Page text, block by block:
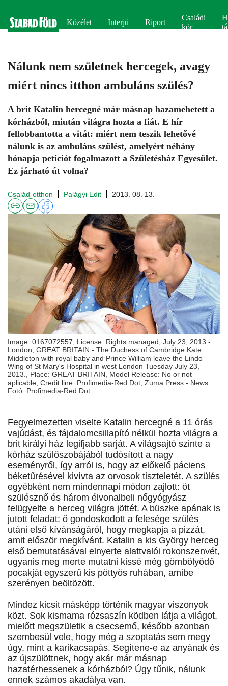
Közélet Interjú Riport
Családi
kör
Nálunk nem születnek hercegek, avagy
miért nincs itthon ambuláns szülés?
A brit Katalin hercegné már másnap hazamehetett a
kórházból, miután világra hozta a fiát. E hír
fellobbantotta a vitát: miért nem teszik lehetővé
nálunk is az ambuláns szülést, amelyért néhány
hónapja petíciót fogalmazott a Születésház Egyesület.
Ez járható út volna?
Család-otthon Palágyi Edit 2013. 08. 13.
Image: 0167072557, License: Rights managed, July 23, 2013 -
London, GREAT BRITAIN - The Duchess of Cambridge Kate
Middleton with royal baby and Prince William leave the Lindo
Wing of St Mary's Hospital in west London Tuesday July 23,
2013., Place: GREAT BRITAIN, Model Release: No or not
aplicable, Credit line: Profimedia-Red Dot, Zuma Press - News
Fotó: Profimedia-Red Dot
Fegyelmezetten viselte Katalin hercegné a 11 órás
vajúdást, és fájdalomcsillapító nélkül hozta világra a
brit királyi ház legifjabb sarját. A világsajtó szinte a
kórház szülőszobájából tudósított a nagy
eseményről, így arról is, hogy az előkelő páciens
béketűrésével kivívta az orvosok tiszteletét. A szülés
egyébként nem mindennapi módon zajlott: öt
szülésznő és három élvonalbeli nőgyógyász
felügyelte a herceg világra jöttét. A büszke apának is
jutott feladat: ő gondoskodott a felesége szülés
utáni első kívánságáról, hogy megkapja a pizzát,
amit először megkívánt. Katalin a kis György herceg
első bemutatásával elnyerte alattvalói rokonszenvét,
ugyanis meg merte mutatni kissé még gömbölyödő
pocakját egyszerű kis pöttyös ruhában, amibe
szerényen beöltözött.
Mindez kicsit másképp történik magyar viszonyok
közt. Sok kismama rózsaszín ködben látja a világot,
mielőtt megszületik a csecsemő, később azonban
szembesül vele, hogy még a szoptatás sem megy
úgy, mint a karikacsapás. Segítene-e az anyának és
az újszülöttnek, hogy akár már másnap
hazatérhessenek a kórházból? Úgy tűnik, nálunk
ennek számos akadálya van.